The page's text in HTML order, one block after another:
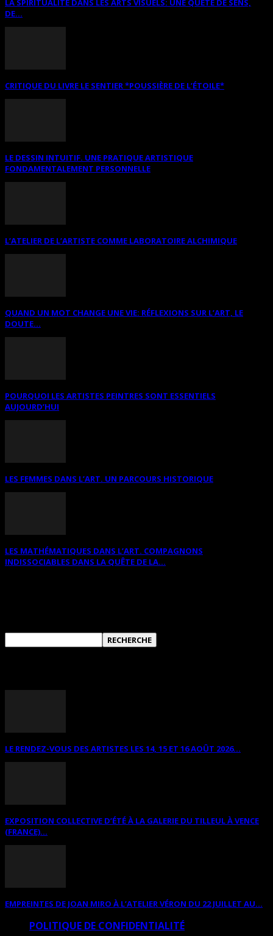
LA SPIRITUALITÉ DANS LES ARTS VISUELS: UNE QUÊTE DE SENS,
DE...
CRITIQUE DU LIVRE LE SENTIER *POUSSIÈRE DE L’ÉTOILE*
LE DESSIN INTUITIF. UNE PRATIQUE ARTISTIQUE
FONDAMENTALEMENT PERSONNELLE
L’ATELIER DE L’ARTISTE COMME LABORATOIRE ALCHIMIQUE
QUAND UN MOT CHANGE UNE VIE: RÉFLEXIONS SUR L’ART, LE
DOUTE...
POURQUOI LES ARTISTES PEINTRES SONT ESSENTIELS
AUJOURD’HUI
LES FEMMES DANS L’ART. UN PARCOURS HISTORIQUE
LES MATHÉMATIQUES DANS L’ART. COMPAGNONS
INDISSOCIABLES DANS LA QUÊTE DE LA...
LE RENDEZ-VOUS DES ARTISTES LES 14, 15 ET 16 AOÛT 2026...
EXPOSITION COLLECTIVE D’ÉTÉ À LA GALERIE DU TILLEUL À VENCE
(FRANCE)...
EMPREINTES DE JOAN MIRO À L’ATELIER VÉRON DU 22 JUILLET AU...
POLITIQUE DE CONFIDENTIALITÉ